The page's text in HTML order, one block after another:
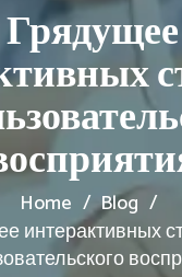
Грядущее
Home
Blog
интерактивных